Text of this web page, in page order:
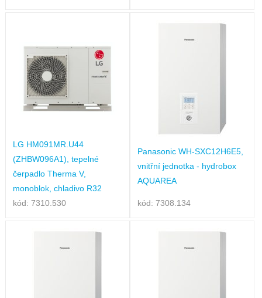
LG HM091MR.U44
(ZHBW096A1), tepelné
čerpadlo Therma V,
monoblok, chladivo R32
kód: 7310.530
Panasonic WH-SXC12H6E5,
vnitřní jednotka - hydrobox
AQUAREA
kód: 7308.134